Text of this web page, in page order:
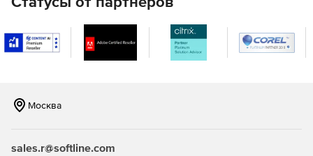
Москва
sales.r@softline.com